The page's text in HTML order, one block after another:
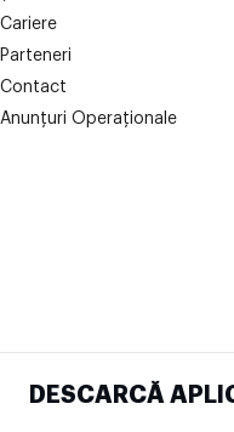
Cariere
Parteneri
Contact
Anunțuri Operaționale
DESCARCĂ